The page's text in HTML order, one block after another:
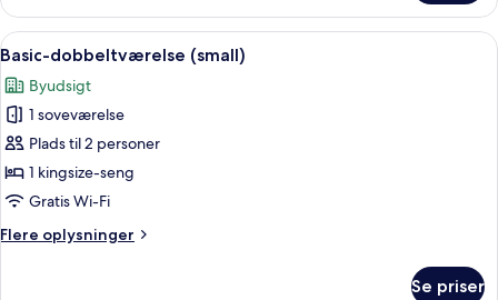
til
4
personer
Indlæs
alle
billeder
af
Basic-
dobbeltværelse
(small)
Et hotelværelse med seng,
3
Basic-dobbeltværelse (small)
Byudsigt
1 soveværelse
Plads til 2 personer
1 kingsize-seng
Gratis Wi-Fi
Flere oplysninger
Flere
Se priser